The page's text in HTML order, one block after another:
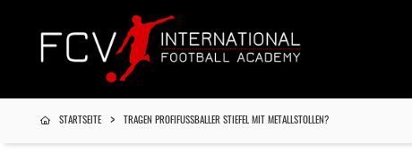
STARTSEITE TRAGEN PROFIFUSSBALLER STIEFEL MIT METALLSTOLLEN?